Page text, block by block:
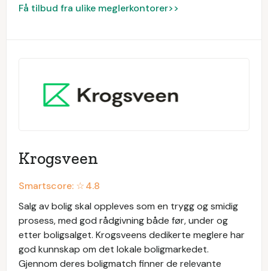
Få tilbud fra ulike meglerkontorer>>
Krogsveen
Smartscore: ☆4.8
Salg av bolig skal oppleves som en trygg og smidig
prosess, med god rådgivning både før, under og
etter boligsalget. Krogsveens dedikerte meglere har
god kunnskap om det lokale boligmarkedet.
Gjennom deres boligmatch finner de relevante